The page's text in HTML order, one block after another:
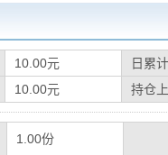
10.00元 日累
10.00元 持仓
1.00份